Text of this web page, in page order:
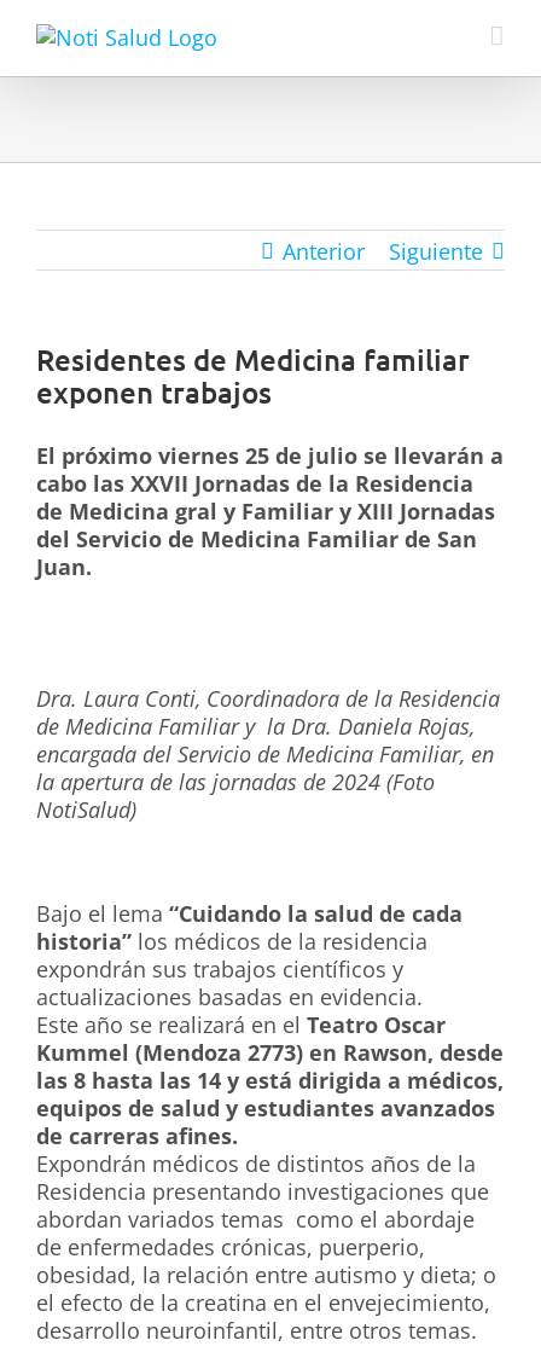
Anterior Siguiente
Residentes de Medicina familiar
exponen trabajos
El próximo viernes 25 de julio se llevarán a
cabo las XXVII Jornadas de la Residencia
de Medicina gral y Familiar y XIII Jornadas
del Servicio de Medicina Familiar de San
Juan.
Dra. Laura Conti, Coordinadora de la Residencia
de Medicina Familiar y la Dra. Daniela Rojas,
encargada del Servicio de Medicina Familiar, en
la apertura de las jornadas de 2024 (Foto
NotiSalud)
Bajo el lema “Cuidando la salud de cada
historia” los médicos de la residencia
expondrán sus trabajos científicos y
actualizaciones basadas en evidencia.
Este año se realizará en el Teatro Oscar
Kummel (Mendoza 2773) en Rawson, desde
las 8 hasta las 14 y está dirigida a médicos,
equipos de salud y estudiantes avanzados
de carreras afines.
Expondrán médicos de distintos años de la
Residencia presentando investigaciones que
abordan variados temas como el abordaje
de enfermedades crónicas, puerperio,
obesidad, la relación entre autismo y dieta; o
el efecto de la creatina en el envejecimiento,
desarrollo neuroinfantil, entre otros temas.